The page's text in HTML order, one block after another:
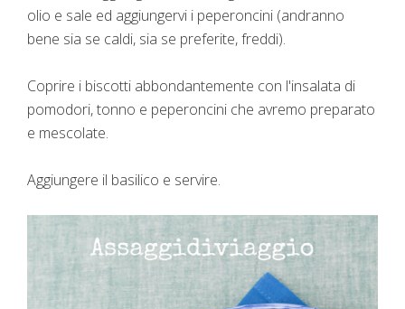
olio e sale ed aggiungervi i peperoncini (andranno
bene sia se caldi, sia se preferite, freddi).
Coprire i biscotti abbondantemente con l'insalata di
pomodori, tonno e peperoncini che avremo preparato
e mescolate.
Aggiungere il basilico e servire.